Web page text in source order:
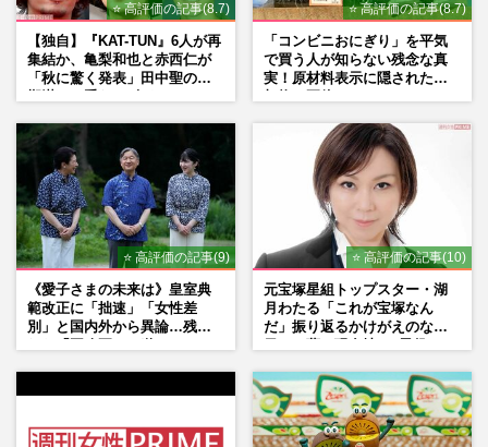
⭐ 高評価の記事(8.7)
【独自】『KAT-TUN』6人が再
集結か、亀梨和也と赤西仁が
「秋に驚く発表」田中聖の刑
⭐ 高評価の記事(8.7)
「コンビニおにぎり」を平気
で買う人が知らない残念な真
実！原材料表示に隠された添
⭐ 高評価の記事(9)
《愛子さまの未来は》皇室典
範改正に「拙速」「女性差
別」と国内外から異論…残さ
⭐ 高評価の記事(10)
元宝塚星組トップスター・湖
月わたる「これが宝塚なん
だ」振り返るかけがえのない